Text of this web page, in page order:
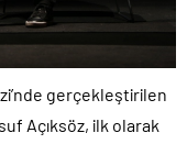
gerçekleştirilen
Açıksöz, ilk olarak